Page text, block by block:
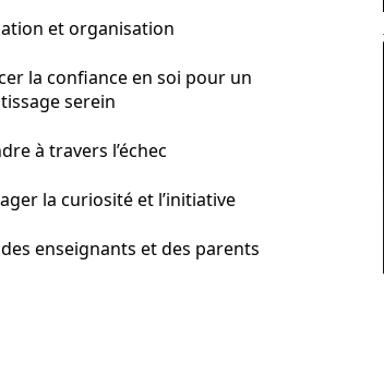
et organisation
la confiance en soi pour un
serein
à travers l’échec
la curiosité et l’initiative
enseignants et des parents